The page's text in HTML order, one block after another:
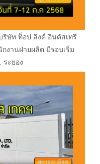
ษัท ท็อป ลิงค์ อินดัสเทรี
งานฝ่ายผลิต มีรอบเริ่ม
ระยอง